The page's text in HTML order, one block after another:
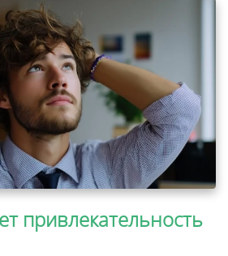
привлекательность